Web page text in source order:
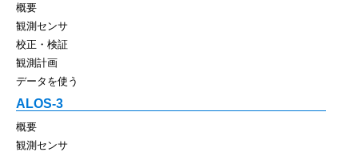
概要
観測センサ
校正・検証
観測計画
データを使う
ALOS-3
概要
観測センサ